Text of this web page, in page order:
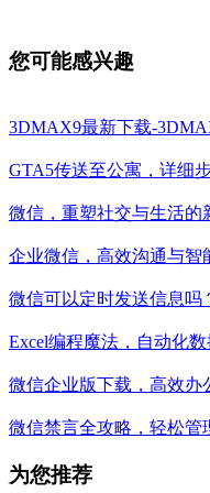
您可能感兴趣
3DMAX9最新下载-
GTA5传送至公寓，详细
微信，重塑社交与生活的
企业微信，高效沟通与智
微信可以定时发送信息吗
Excel编程魔法，自动化
微信企业版下载，高效办
微信禁言全攻略，轻松管
为您推荐